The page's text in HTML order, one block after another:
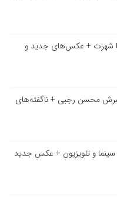
تا شهرت + عکس‌های جدید و
محسن رجبی + ناگفته‌های
سینما و تلویزیون + عکس جدید